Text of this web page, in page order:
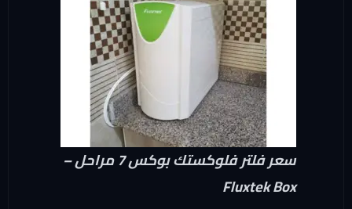
سعر فلتر فلوكستك بوكس 7 مراحل –
Fluxtek Box